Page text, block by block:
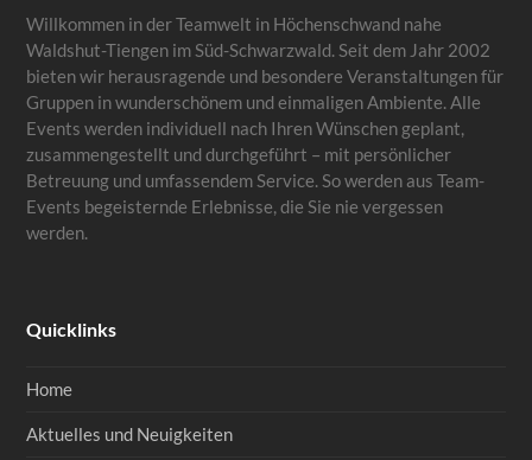
Willkommen in der Teamwelt in Höchenschwand nahe
Waldshut-Tiengen im Süd-Schwarzwald. Seit dem Jahr 2002
bieten wir herausragende und besondere Veranstaltungen für
Gruppen in wunderschönem und einmaligen Ambiente. Alle
Events werden individuell nach Ihren Wünschen geplant,
zusammengestellt und durchgeführt – mit persönlicher
Betreuung und umfassendem Service. So werden aus Team-
Events begeisternde Erlebnisse, die Sie nie vergessen
werden.
Quicklinks
Home
Aktuelles und Neuigkeiten